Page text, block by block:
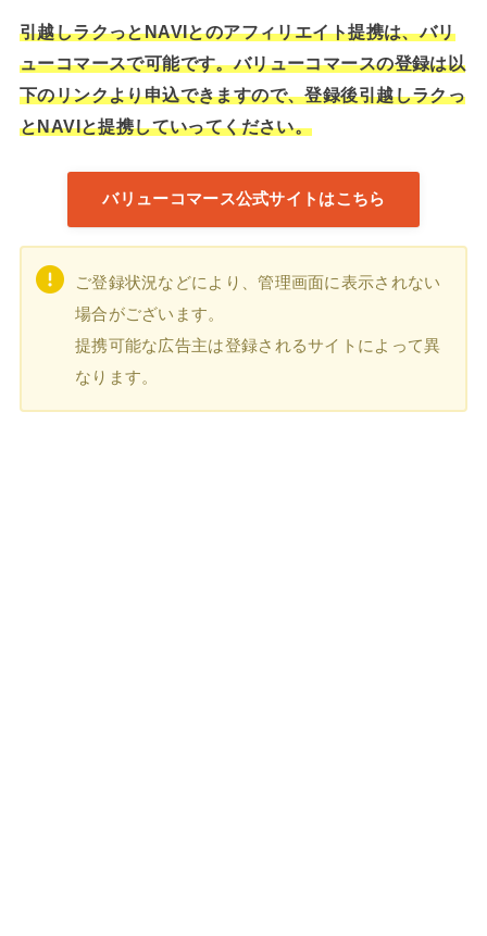
引越しラクっとNAVIとのアフィリエイト提携は、バリ
ューコマースで可能です。バリューコマースの登録は以
下のリンクより申込できますので、登録後引越しラクっ
とNAVIと提携していってください。
バリューコマース公式サイトはこちら
ご登録状況などにより、管理画面に表示されない
場合がございます。
提携可能な広告主は登録されるサイトによって異
なります。